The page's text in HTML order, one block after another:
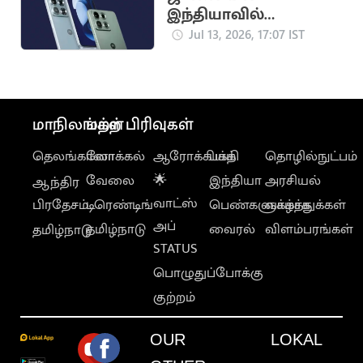
இந்தியாவில்
அறிமுகமாகும்
Jul 13, 2026, 17:07 IST
மாநிலங்கள்
தெலங்கானா
ஆந்திர
பிரதேசம்
தமிழ்நாடு
மற்ற பிரிவுகள்
லோக்கல்
வேலை
டிரெண்டிங்
தமிழ்நாடு
ஆரோக்கியம்
🌟
வாட்ஸ்
அப்
STATUS
பொழுதுப்போக்கு
குற்றம்
பக்தி
இந்தியா
பெண்களுக்காக
வைரல்
தொழில்நுட்பம்
அரசியல்
வாழ்த்துக்கள்
விளம்பரங்கள்
OUR
LOKAL